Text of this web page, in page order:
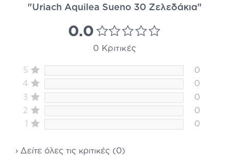
"Uriach Aquilea Sueno 30 Ζελεδάκια"
0.0
0 Κριτικές
5
0
4
0
3
0
2
0
1
0
› Δείτε όλες τις κριτικές (0)